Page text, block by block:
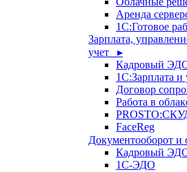
Аренда
1C:Готовое
Зарплата,
учет ▸
Кадровый
1С:Зарплата и
Договор
Работа в
FaceReg
Документооборот
Кадровый
1С-ЭДО